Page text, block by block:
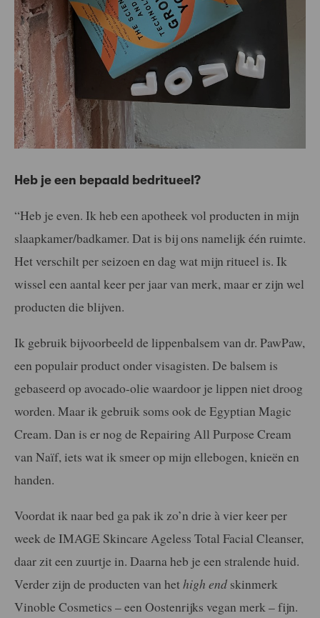
Heb je een bepaald bedritueel?
“Heb je even. Ik heb een apotheek vol producten in mijn
slaapkamer/badkamer. Dat is bij ons namelijk één ruimte.
Het verschilt per seizoen en dag wat mijn ritueel is. Ik
wissel een aantal keer per jaar van merk, maar er zijn wel
producten die blijven.
Ik gebruik bijvoorbeeld de lippenbalsem van dr. PawPaw,
een populair product onder visagisten. De balsem is
gebaseerd op avocado-olie waardoor je lippen niet droog
worden. Maar ik gebruik soms ook de Egyptian Magic
Cream. Dan is er nog de Repairing All Purpose Cream
van Naïf, iets wat ik smeer op mijn ellebogen, knieën en
handen.
Voordat ik naar bed ga pak ik zo’n drie à vier keer per
week de IMAGE Skincare Ageless Total Facial Cleanser,
daar zit een zuurtje in. Daarna heb je een stralende huid.
Verder zijn de producten van hethigh end skinmerk
Vinoble Cosmetics – een Oostenrijks vegan merk – fijn.